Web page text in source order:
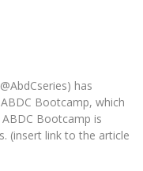
has
Bootcamp, which
Bootcamp is
(insert link to the article